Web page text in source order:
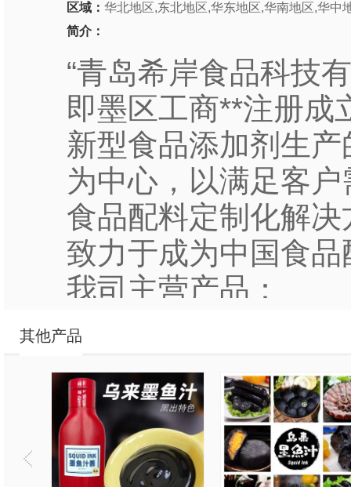
区域： 华北地区,东北地区,华东地区,华南地区,华中
简介：
“青岛希岸食品科技
即墨区工商**注册成
新型食品添加剂生
为中心，以满足客
食品配料定制化解
致力于成为中国食
我司主营产品：
1. ”水多宝“专业保
保水产品配套，
以满足不同渠道客户
2.”护色先锋”专注于
其他产品